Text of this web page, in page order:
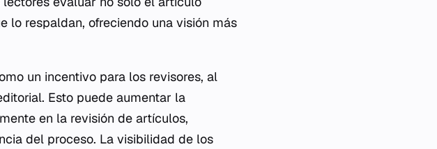
lo respaldan, ofreciendo una visión más
un incentivo para los revisores, al
Esto puede aumentar la
en la revisión de artículos,
del proceso. La visibilidad de los